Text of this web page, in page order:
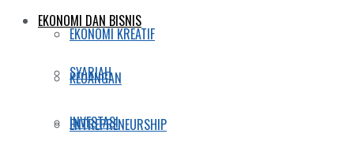
EKONOMI KREATIF
KEUANGAN
INVESTASI
EKONOMI DAN BISNIS
SYARIAH
ENTREPRENEURSHIP